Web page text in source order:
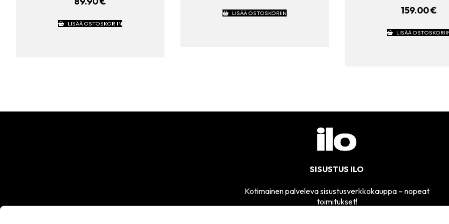
LISÄÄ OSTOSKORIIN
LISÄÄ OSTOSKORIIN 159.00€
LISÄÄ
SISUSTUS ILO
Kotimainen palveleva sisustusverkkokauppa – nopeat
toimitukset!